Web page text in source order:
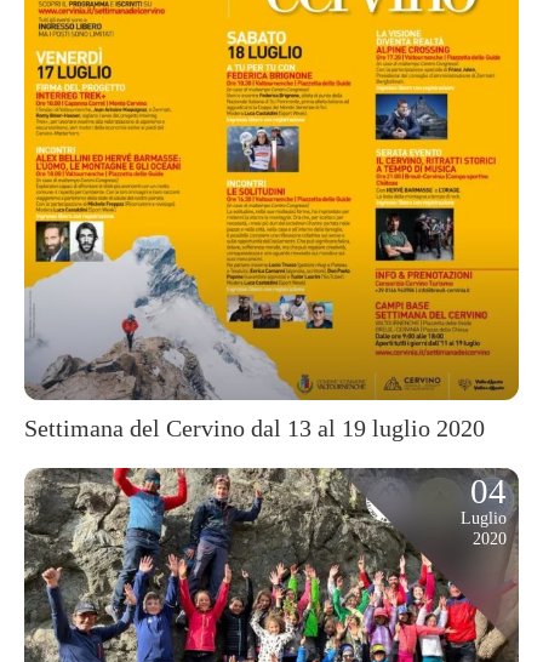
Settimana del Cervino dal 13 al 19 luglio 2020
04
Luglio
2020